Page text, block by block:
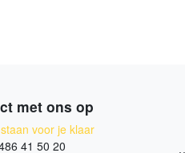
met ons op
voor je klaar
41 50 20